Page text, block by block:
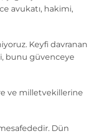
avukatı, hakimi,
Keyfi davranan
bunu güvenceye
ve milletvekillerine
Dün